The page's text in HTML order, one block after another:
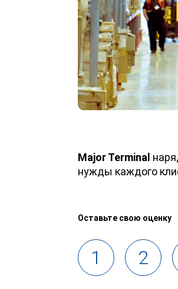
Major Terminal
нужды каждого
Оставьте свою оценку
1 2